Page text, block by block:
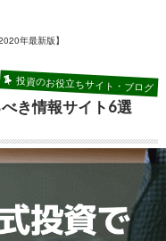
年最新版】
投資のお役立ちサイト・ブログ
き情報サイト6選